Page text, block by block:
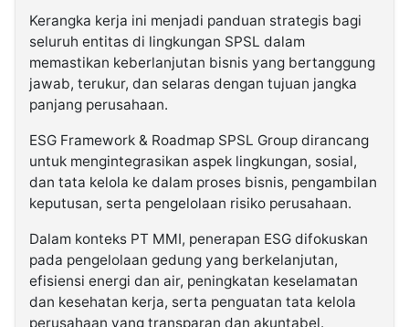
Kerangka kerja ini menjadi panduan strategis bagi
seluruh entitas di lingkungan SPSL dalam
memastikan keberlanjutan bisnis yang bertanggung
jawab, terukur, dan selaras dengan tujuan jangka
panjang perusahaan.
ESG Framework & Roadmap SPSL Group dirancang
untuk mengintegrasikan aspek lingkungan, sosial,
dan tata kelola ke dalam proses bisnis, pengambilan
keputusan, serta pengelolaan risiko perusahaan.
Dalam konteks PT MMI, penerapan ESG difokuskan
pada pengelolaan gedung yang berkelanjutan,
efisiensi energi dan air, peningkatan keselamatan
dan kesehatan kerja, serta penguatan tata kelola
perusahaan yang transparan dan akuntabel.